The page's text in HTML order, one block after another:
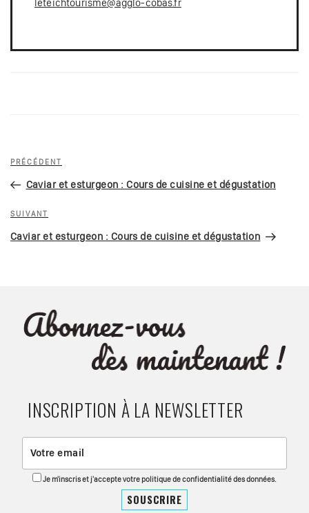
leteichtourisme@agglo-cobas.fr
Navigation
l’article
Article
précédent
PRÉCÉDENT
Caviar et esturgeon : Cours de cuisine et dégustation
Article
suivant
SUIVANT
Caviar et esturgeon : Cours de cuisine et dégustation
INSCRIPTION À LA NEWSLETTER
Je m'inscris et j'accepte votre politique de confidentialité des données.